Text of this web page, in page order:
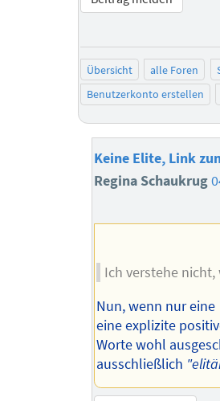
Übersicht alle Foren
Benutzerkonto erstellen
Keine Elite, Link
Regina Schaukrug
Ich verstehe
Nun, wenn nur eine
eine explizite
Worte wohl
ausschließlich